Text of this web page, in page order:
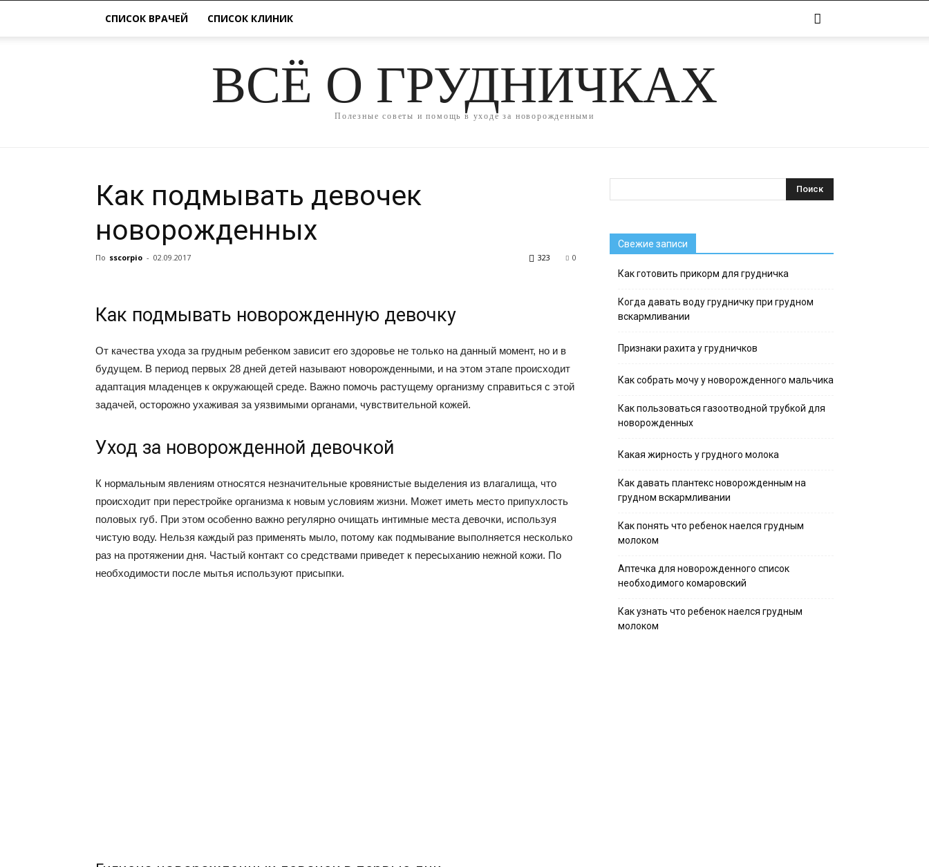
СПИСОК ВРАЧЕЙ СПИСОК КЛИНИК
ВСЁ О ГРУДНИЧКАХ
Полезные советы и помощь в уходе за новорожденными
Как подмывать девочек
новорожденных
По sscorpio - 02.09.2017 0
323
Как подмывать новорожденную девочку
От качества ухода за грудным ребенком зависит его здоровье не только на данный момент, но и в
будущем. В период первых 28 дней детей называют новорожденными, и на этом этапе происходит
адаптация младенцев к окружающей среде. Важно помочь растущему организму справиться с этой
задачей, осторожно ухаживая за уязвимыми органами, чувствительной кожей.
Уход за новорожденной девочкой
К нормальным явлениям относятся незначительные кровянистые выделения из влагалища, что
происходит при перестройке организма к новым условиям жизни. Может иметь место припухлость
половых губ. При этом особенно важно регулярно очищать интимные места девочки, используя
чистую воду. Нельзя каждый раз применять мыло, потому как подмывание выполняется несколько
раз на протяжении дня. Частый контакт со средствами приведет к пересыханию нежной кожи. По
необходимости после мытья используют присыпки.
Свежие записи
Как готовить прикорм для грудничка
Когда давать воду грудничку при грудном
вскармливании
Признаки рахита у грудничков
Как собрать мочу у новорожденного мальчика
Как пользоваться газоотводной трубкой для
новорожденных
Какая жирность у грудного молока
Как давать плантекс новорожденным на
грудном вскармливании
Как понять что ребенок наелся грудным
молоком
Аптечка для новорожденного список
необходимого комаровский
Как узнать что ребенок наелся грудным
молоком